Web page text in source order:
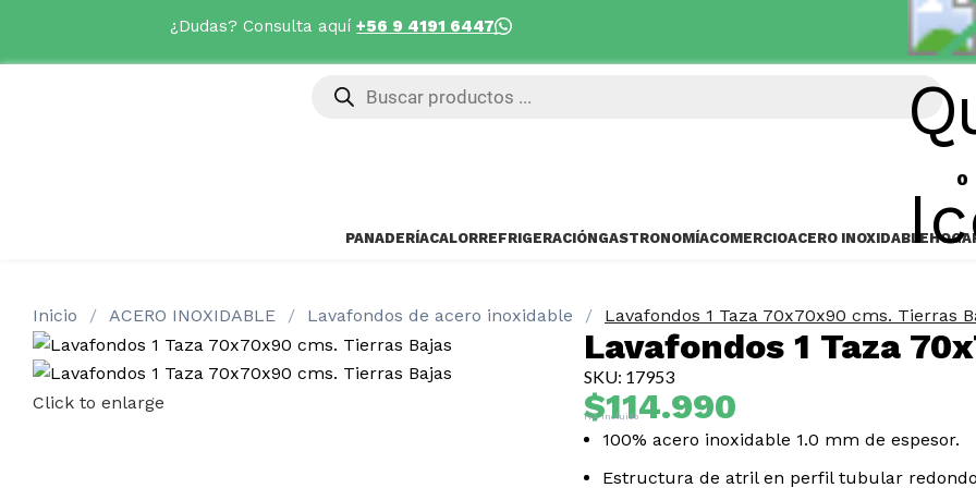
¿Dudas? Consulta aquí+56 9 4191 6447 Despacho 5 días
0
PANADERÍACALORREFRIGERACIÓNGASTRONOMÍACOMERCIOACERO INOXIDABLE
Inicio ACERO INOXIDABLE Lavafondos de acero inoxidable Lavafondos 1 Taza 70x70x90 cms. Tierras
Click to enlarge
Lavafondos 1 Taza
SKU: 17953
$114.990
IVA Incluido
100% acero inoxidable 1.0 mm de espesor.
Estructura de atril en perfil tubular